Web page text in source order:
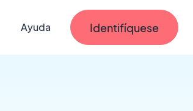
Ayuda Identifíquese